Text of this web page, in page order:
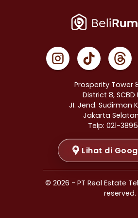
Properti Dijual di Johar
Properti Dijual di Menteng
Properti Dijual di Tanah
Properti Dijual di Kramat
Properti Dijual di
Properti Dijual di Jakarta
Properti Dijual di
Properti Dijual di
Properti Dijual di Cipete
Properti Dijual di
Properti Dijual di
Properti Dijual di
Properti Dijual di
Prosperity Tower
District 8, SCBD
JI. Jend. Sudirman
Jakarta Selatan
Telp: 021-
Lihat di
© 2026 - PT Real Estate
reserved.